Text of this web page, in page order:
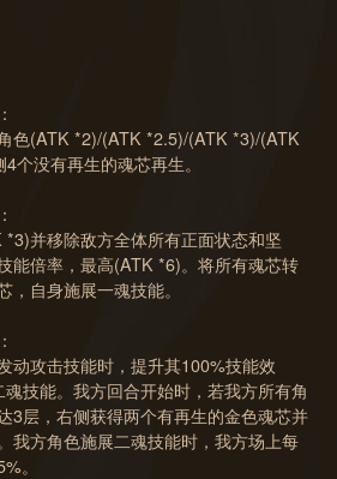
色(ATK *2)/(ATK *2.5)/(ATK *3)/(ATK
个没有再生的魂芯再生。
并移除敌方全体所有正面状态和坚
能倍率，最高(ATK *6)。将所有魂芯转
自身施展一魂技能。
动攻击技能时，提升其100%技能效
技能。我方回合开始时，若我方所有角
3层，右侧获得两个有再生的金色魂芯并
我方角色施展二魂技能时，我方场上每
。